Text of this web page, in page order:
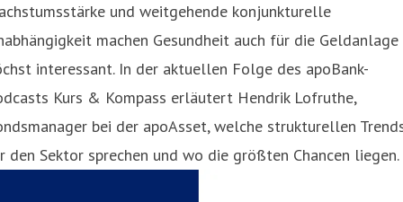
und weitgehende konjunkturelle
machen Gesundheit auch für die Geldanlage
interessant. In der aktuellen Folge des apoBank-
Kurs & Kompass erläutert Hendrik Lofruthe,
bei der apoAsset, welche strukturellen
den Sektor sprechen und wo die größten Chancen liegen.